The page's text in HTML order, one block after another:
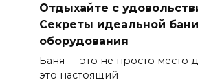
Отдыхайте с
Секреты идеальной
оборудования
Баня — это не просто место
это настоящий